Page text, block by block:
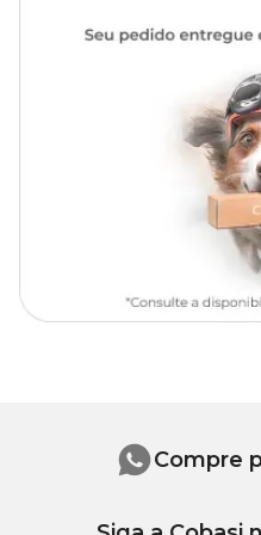
balde com água de acordo
pH encontrado
Obs: A pisicina poderá ser
Cuidados no uso do
Compre